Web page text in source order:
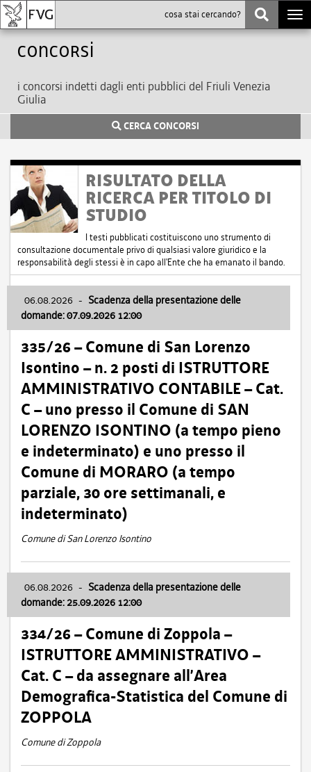
Concorsi
i concorsi indetti dagli enti pubblici del Friuli Venezia
Giulia
CERCA CONCORSI
RISULTATO DELLA
RICERCA PER TITOLO DI
STUDIO
I testi pubblicati costituiscono uno strumento di
consultazione documentale privo di qualsiasi valore giuridico e la
responsabilità degli stessi è in capo all'Ente che ha emanato il bando.
06.08.2026 - Scadenza della presentazione delle
domande: 07.09.2026 12:00
335/26 – Comune di San Lorenzo
Isontino – n. 2 posti di ISTRUTTORE
AMMINISTRATIVO CONTABILE – Cat.
C – uno presso il Comune di SAN
LORENZO ISONTINO (a tempo pieno
e indeterminato) e uno presso il
Comune di MORARO (a tempo
parziale, 30 ore settimanali, e
indeterminato)
Comune di San Lorenzo Isontino
06.08.2026 - Scadenza della presentazione delle
domande: 25.09.2026 12:00
334/26 – Comune di Zoppola –
ISTRUTTORE AMMINISTRATIVO –
Cat. C – da assegnare all’Area
Demografica-Statistica del Comune di
ZOPPOLA
Comune di Zoppola